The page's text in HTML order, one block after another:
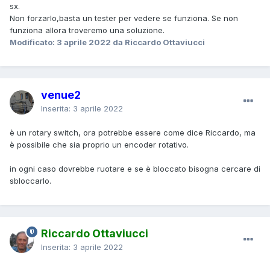
sx.
Non forzarlo,basta un tester per vedere se funziona. Se non
funziona allora troveremo una soluzione.
Modificato: 3 aprile 2022 da Riccardo Ottaviucci
venue2
Inserita: 3 aprile 2022
è un rotary switch, ora potrebbe essere come dice Riccardo, ma
è possibile che sia proprio un encoder rotativo.
in ogni caso dovrebbe ruotare e se è bloccato bisogna cercare di
sbloccarlo.
Riccardo Ottaviucci
Inserita: 3 aprile 2022